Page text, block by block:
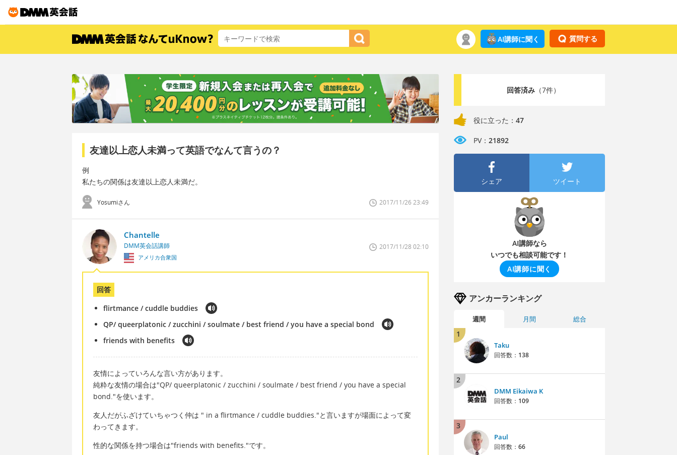
質問する
AI講師に聞く
友達以上恋人未満って英語でなんて言うの？
例
私たちの関係は友達以上恋人未満だ。
Yosumiさん 2017/11/26 23:49
Chantelle
DMM英会話講師
アメリカ合衆国
2017/11/28 02:10
回答
flirtmance / cuddle buddies
QP/ queerplatonic / zucchini / soulmate / best friend / you have a special bond
friends with benefits
友情によっていろんな言い方があります。
純粋な友情の場合は"QP/ queerplatonic / zucchini / soulmate / best friend / you have a special
bond."を使います。
友人だがふざけていちゃつく仲は " in a flirtmance / cuddle buddies."と言いますが場面によって変
わってきます。
性的な関係を持つ場合は"friends with benefits."です。
回答済み（7件）
役に立った： 47
PV： 21892
シェア ツイート
AI講師なら
いつでも相談可能です！
AI講師に聞く
アンカーランキング
週間 月間 総合
1
Taku
回答数： 138
2
DMM Eikaiwa K
回答数： 109
3
Paul
回答数： 66